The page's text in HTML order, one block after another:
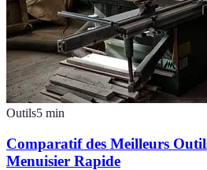
Outils5 min
Comparatif des Meilleurs
Menuisier Rapide